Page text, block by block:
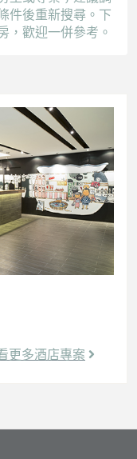
件後重新搜尋。下
，歡迎一併參考。
更多酒店專案